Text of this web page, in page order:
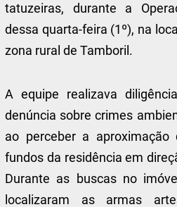
tatuzeiras, durante a
dessa quarta-feira (1º), na
zona rural de Tamboril.
A equipe realizava
denúncia sobre crimes
ao perceber a
fundos da residência em
Durante as buscas no
localizaram as armas